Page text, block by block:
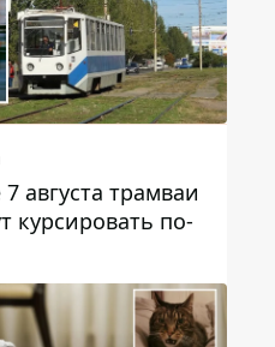
августа трамваи
курсировать по-